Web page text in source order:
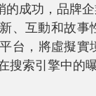
成功，品牌
、互動和故事
台，將虛擬實
搜索引擎中的